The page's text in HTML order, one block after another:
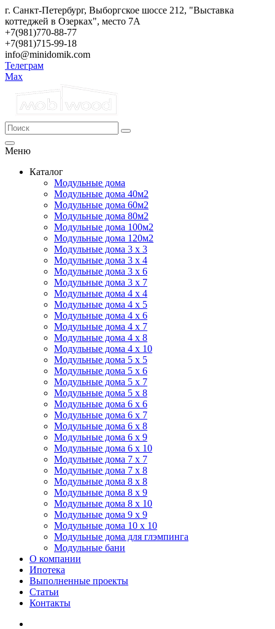
г. Санкт-Петербург, Выборгское шоссе 212, "Выставка
коттеджей в Озерках", место 7А
+7(981)770-88-77
+7(981)715-99-18
info@minidomik.com
Телеграм
Max
Меню
Каталог
Модульные дома
Модульные дома 40м2
Модульные дома 60м2
Модульные дома 80м2
Модульные дома 100м2
Модульные дома 120м2
Модульные дома 3 х 3
Модульные дома 3 х 4
Модульные дома 3 х 6
Модульные дома 3 х 7
Модульные дома 4 х 4
Модульные дома 4 х 5
Модульные дома 4 х 6
Модульные дома 4 х 7
Модульные дома 4 х 8
Модульные дома 4 х 10
Модульные дома 5 х 5
Модульные дома 5 х 6
Модульные дома 5 х 7
Модульные дома 5 х 8
Модульные дома 6 х 6
Модульные дома 6 х 7
Модульные дома 6 х 8
Модульные дома 6 х 9
Модульные дома 6 х 10
Модульные дома 7 х 7
Модульные дома 7 х 8
Модульные дома 8 х 8
Модульные дома 8 х 9
Модульные дома 8 х 10
Модульные дома 9 х 9
Модульные дома 10 х 10
Модульные дома для глэмпинга
Модульные бани
О компании
Ипотека
Выполненные проекты
Статьи
Контакты